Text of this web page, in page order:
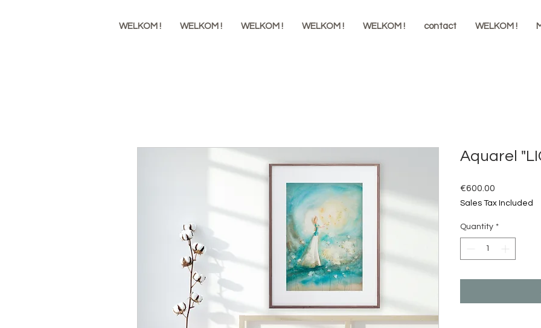
WELKOM ! WELKOM ! WELKOM ! WELKOM ! WELKOM ! contact WELKOM !
Aquarel
€600.00
Sales Tax Included
Quantity *